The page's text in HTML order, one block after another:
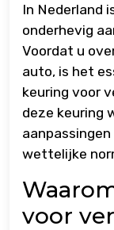
In Nederland
onderhevig
Voordat u
auto, is het
keuring voor
deze keuring
wettelijke
voor